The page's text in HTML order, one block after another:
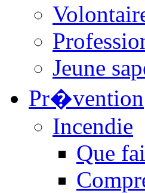
Jeune
Pr�vention
Incendie
Que